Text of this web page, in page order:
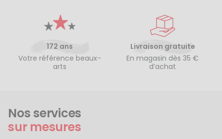
172 ans
Votre référence beaux-
arts
Livraison gratuite
En magasin dès 35 €
d’achat
Nos services
sur mesures